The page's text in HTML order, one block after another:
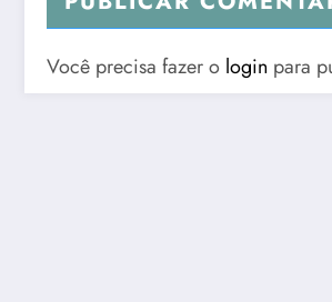
Você precisa fazer o login para